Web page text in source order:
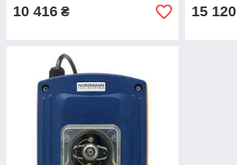
10 416 ₴ 15 120